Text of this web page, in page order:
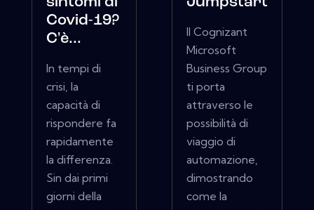
Covid-19?
C'è...
In tempi di
crisi, la
capacità di
rispondere fa
rapidamente
la differenza.
Sin dai primi
giorni della
Il Cognizant
Microsoft
Business Group
ti porta
attraverso le
possibilità di
viaggio di
automazione,
dimostrando
come la